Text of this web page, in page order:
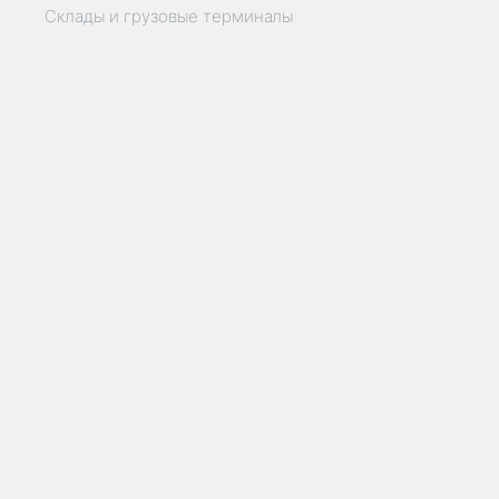
Склады и грузовые терминалы